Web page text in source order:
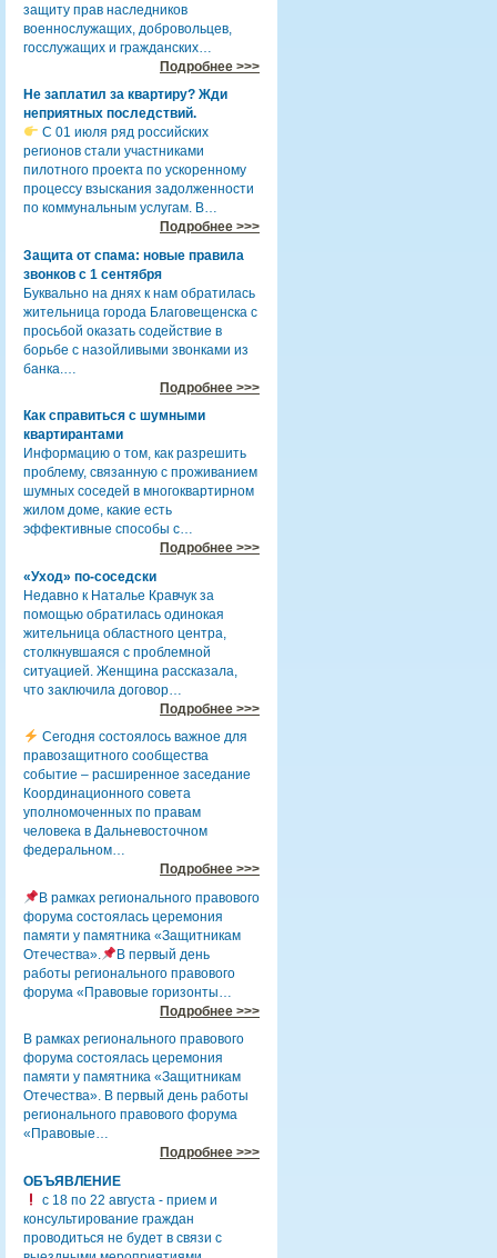
защиту прав наследников
военнослужащих, добровольцев,
госслужащих и гражданских…
Подробнее >>>
Не заплатил за квартиру? Жди
неприятных последствий.
С 01 июля ряд российских
регионов стали участниками
пилотного проекта по ускоренному
процессу взыскания задолженности
по коммунальным услугам. В…
Подробнее >>>
Защита от спама: новые правила
звонков с 1 сентября
Буквально на днях к нам обратилась
жительница города Благовещенска с
просьбой оказать содействие в
борьбе с назойливыми звонками из
банка.…
Подробнее >>>
Как справиться с шумными
квартирантами
Информацию о том, как разрешить
проблему, связанную с проживанием
шумных соседей в многоквартирном
жилом доме, какие есть
эффективные способы с…
Подробнее >>>
«Уход» по-соседски
Недавно к Наталье Кравчук за
помощью обратилась одинокая
жительница областного центра,
столкнувшаяся с проблемной
ситуацией. Женщина рассказала,
что заключила договор…
Подробнее >>>
Сегодня состоялось важное для
правозащитного сообщества
событие – расширенное заседание
Координационного совета
уполномоченных по правам
человека в Дальневосточном
федеральном…
Подробнее >>>
В рамках регионального правового
форума состоялась церемония
памяти у памятника «Защитникам
Отечества».
В первый день
работы регионального правового
форума «Правовые горизонты…
Подробнее >>>
В рамках регионального правового
форума состоялась церемония
памяти у памятника «Защитникам
Отечества». В первый день работы
регионального правового форума
«Правовые…
Подробнее >>>
ОБЪЯВЛЕНИЕ
с 18 по 22 августа - прием и
консультирование граждан
проводиться не будет в связи с